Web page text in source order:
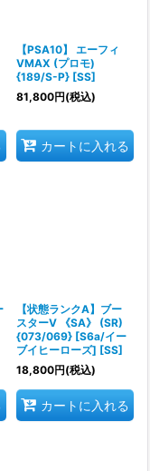
【PSA10】 エーフィ
VMAX (プロモ)
{189/S-P} [SS]
81,800円(税込)
カートに入れる
【状態ランクA】ブー
スターV 《SA》 (SR)
{073/069} [S6a/イー
ブイヒーローズ] [SS]
18,800円(税込)
カートに入れる